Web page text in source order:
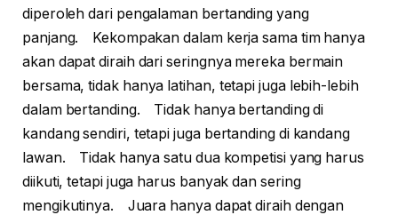
diperoleh dari pengalaman bertanding yang
panjang. Kekompakan dalam kerja sama tim hanya
akan dapat diraih dari seringnya mereka bermain
bersama, tidak hanya latihan, tetapi juga lebih-lebih
dalam bertanding. Tidak hanya bertanding di
kandang sendiri, tetapi juga bertanding di kandang
lawan. Tidak hanya satu dua kompetisi yang harus
diikuti, tetapi juga harus banyak dan sering
mengikutinya. Juara hanya dapat diraih dengan